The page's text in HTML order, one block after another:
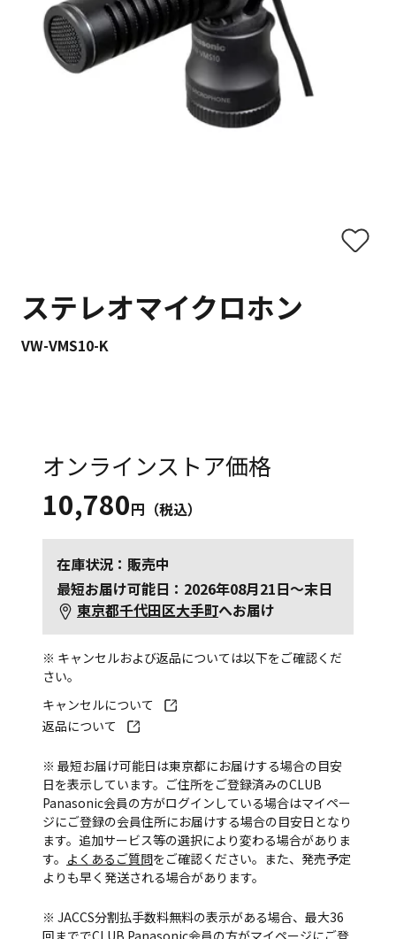
ステレオマイクロホン
VW-VMS10-K
オンラインストア価格
10,780円（税込）
在庫状況：販売中
最短お届け可能日：2026年08月21日～末日
東京都千代田区大手町へお届け
※ キャンセルおよび返品については以下をご確認くだ
さい。
キャンセルについて
返品について
※ 最短お届け可能日は東京都にお届けする場合の目安
日を表示しています。ご住所をご登録済みのCLUB
Panasonic会員の方がログインしている場合はマイペー
ジにご登録の会員住所にお届けする場合の目安日となり
ます。追加サービス等の選択により変わる場合がありま
す。 よくあるご質問をご確認ください。また、発売予定
よりも早く発送される場合があります。
※ JACCS分割払手数料無料の表示がある場合、最大36
回まででCLUB Panasonic会員の方がマイページにご登